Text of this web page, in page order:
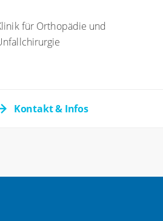
für Orthopädie und
Kontakt & Infos